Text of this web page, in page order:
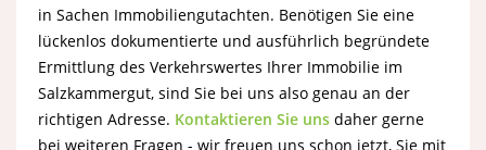
in Sachen Immobiliengutachten. Benötigen Sie eine
lückenlos dokumentierte und ausführlich begründete
Ermittlung des Verkehrswertes Ihrer Immobilie im
Salzkammergut, sind Sie bei uns also genau an der
richtigen Adresse. Kontaktieren Sie uns daher gerne
bei weiteren Fragen - wir freuen uns schon jetzt, Sie mit